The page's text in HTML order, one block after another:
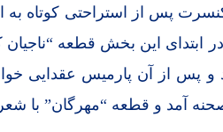
پس از استراحتی کوتاه
ابتدای این بخش قطعه “ناجیان
پس از آن پارمیس عقدایی
آمد و قطعه “مهرگان” با